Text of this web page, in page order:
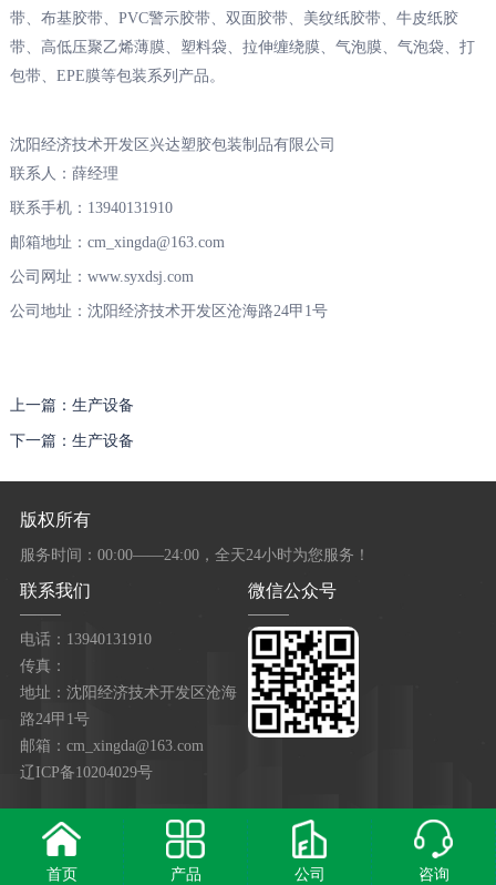
带、布基胶带、PVC警示胶带、双面胶带、美纹纸胶带、牛皮纸胶
带、高低压聚乙烯薄膜、塑料袋、拉伸缠绕膜、气泡膜、气泡袋、打
包带、EPE膜等包装系列产品。
沈阳经济技术开发区兴达塑胶包装制品有限公司
联系人：薛经理
联系手机：13940131910
邮箱地址：cm_xingda@163.com
公司网址：www.syxdsj.com
公司地址：沈阳经济技术开发区沧海路24甲1号
上一篇：生产设备
下一篇：生产设备
版权所有
服务时间：00:00——24:00，全天24小时为您服务！
联系我们
电话：13940131910
传真：
地址：沈阳经济技术开发区沧海
路24甲1号
邮箱：cm_xingda@163.com
辽ICP备10204029号
微信公众号
首页 产品 公司 咨询